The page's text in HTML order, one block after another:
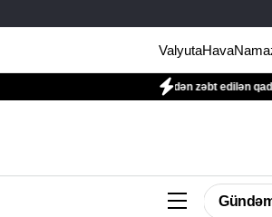
ValyutaHava
yol qonşusu tərəfindən zəbt edilən qadın